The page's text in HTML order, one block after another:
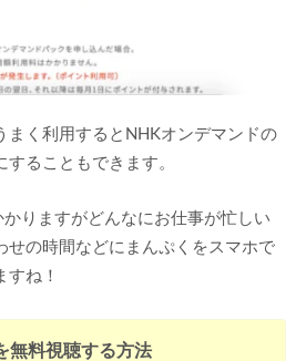
まく利用するとNHKオンデマンドの
ることもできます。
りますがどんなにお仕事が忙しい
せの時間などにまんぷくをスマホで
すね！
無料視聴する方法